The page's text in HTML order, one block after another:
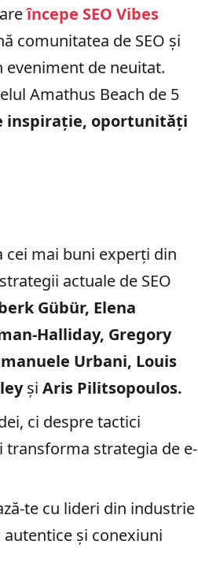
începe SEO Vibes
comunitatea de SEO și
de neuitat.
Amathus Beach de 5
inspirație, oportunități
cei mai buni experți din
actuale de SEO
Gübür, Elena
Halliday, Gregory
Urbani, Louis
șiAris Pilitsopoulos.
ci despre tactici
strategia de e-
te cu lideri din industrie
și conexiuni